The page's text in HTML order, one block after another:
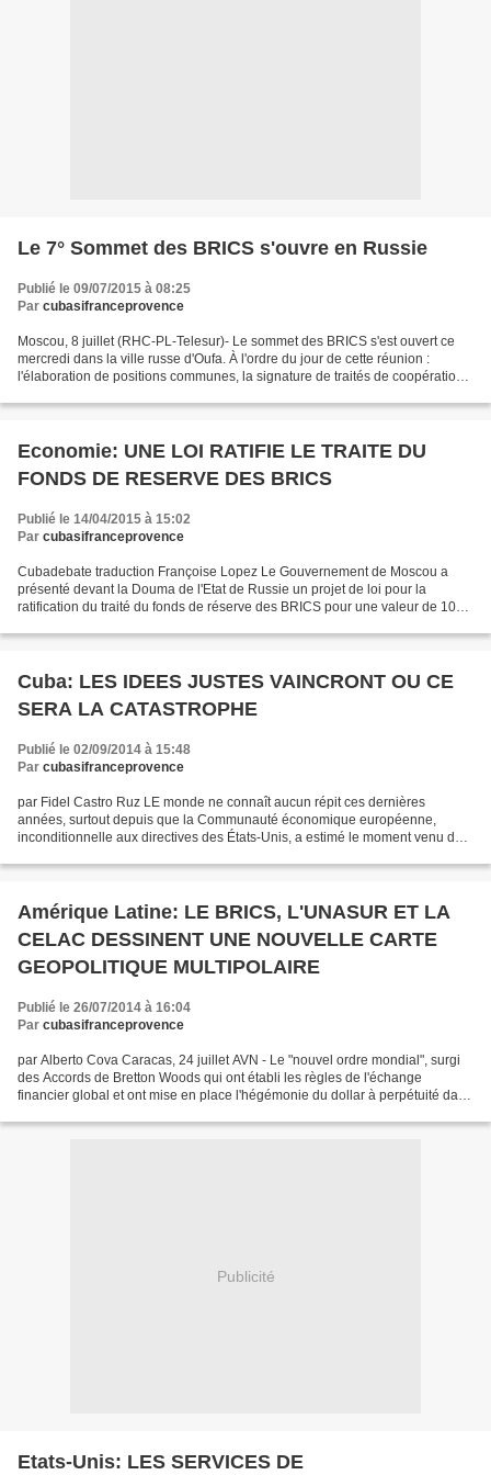
Le 7° Sommet des BRICS s'ouvre en Russie
Publié le 09/07/2015 à 08:25
Par cubasifranceprovence
Moscou, 8 juillet (RHC-PL-Telesur)- Le sommet des BRICS s'est ouvert ce
mercredi dans la ville russe d'Oufa. À l'ordre du jour de cette réunion :
l'élaboration de positions communes, la signature de traités de coopération
Economie: UNE LOI RATIFIE LE TRAITE DU
FONDS DE RESERVE DES BRICS
Publié le 14/04/2015 à 15:02
Par cubasifranceprovence
Cubadebate traduction Françoise Lopez Le Gouvernement de Moscou a
présenté devant la Douma de l'Etat de Russie un projet de loi pour la
ratification du traité du fonds de réserve des BRICS pour une valeur de 100
Cuba: LES IDEES JUSTES VAINCRONT OU CE
SERA LA CATASTROPHE
Publié le 02/09/2014 à 15:48
Par cubasifranceprovence
par Fidel Castro Ruz LE monde ne connaît aucun répit ces dernières
années, surtout depuis que la Communauté économique européenne,
inconditionnelle aux directives des États-Unis, a estimé le moment venu de
Amérique Latine: LE BRICS, L'UNASUR ET LA
CELAC DESSINENT UNE NOUVELLE CARTE
GEOPOLITIQUE MULTIPOLAIRE
Publié le 26/07/2014 à 16:04
Par cubasifranceprovence
par Alberto Cova Caracas, 24 juillet AVN - Le "nouvel ordre mondial", surgi
des Accords de Bretton Woods qui ont établi les règles de l'échange
financier global et ont mise en place l'hégémonie du dollar à perpétuité dans
Publicité
Etats-Unis: LES SERVICES DE